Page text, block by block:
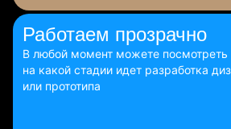
Работаем прозрачно
В любой момент можете посмотреть
на какой стадии идет разработка
или прототипа